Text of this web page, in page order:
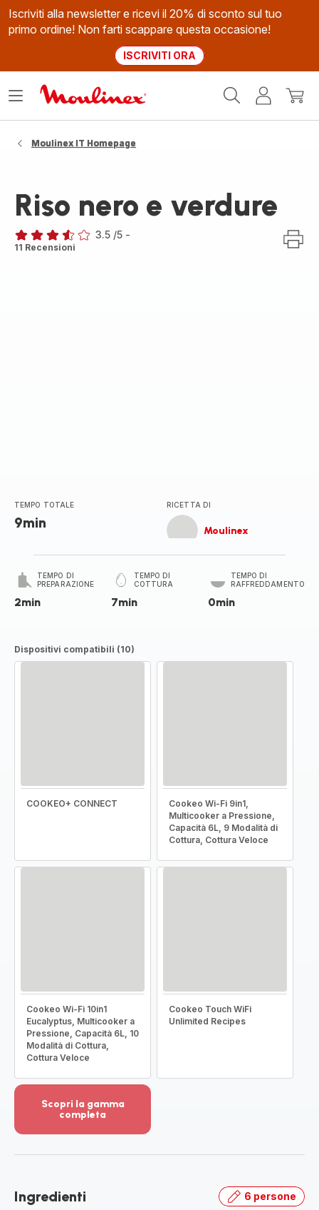
Iscriviti alla newsletter e ricevi il 20% di sconto sul tuo
primo ordine! Non farti scappare questa occasione!
ISCRIVITI ORA
Il
Apri
Moulinex IT Homepage
Riso nero e verdure
ratings.3.5
3.5 /5 -
11 Recensioni
TEMPO TOTALE
9min
RICETTA DI
Moulinex
TEMPO DI
PREPARAZIONE
2min
TEMPO DI
COTTURA
7min
TEMPO DI
RAFFREDDAMENTO
0min
Dispositivi compatibili (10)
COOKEO+ CONNECT
Cookeo Wi-Fi 9in1,
Multicooker a Pressione,
Capacità 6L, 9 Modalità di
Cottura, Cottura Veloce
Cookeo Wi-Fi 10in1
Eucalyptus, Multicooker a
Pressione, Capacità 6L, 10
Modalità di Cottura,
Cottura Veloce
Cookeo Touch WiFi
Unlimited Recipes
Scopri la gamma
completa
dettagli
la
Ingredienti 6 persone